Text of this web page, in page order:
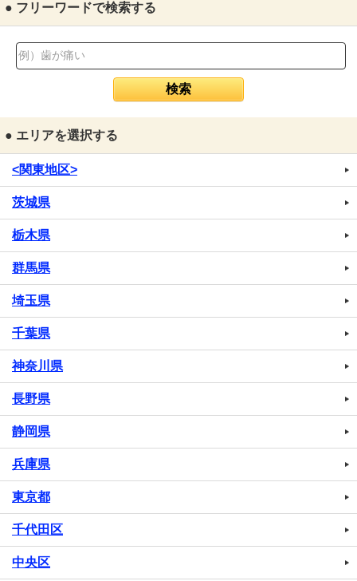
● フリーワードで検索する
● エリアを選択する
<関東地区>
茨城県
栃木県
群馬県
埼玉県
千葉県
神奈川県
長野県
静岡県
兵庫県
東京都
千代田区
中央区